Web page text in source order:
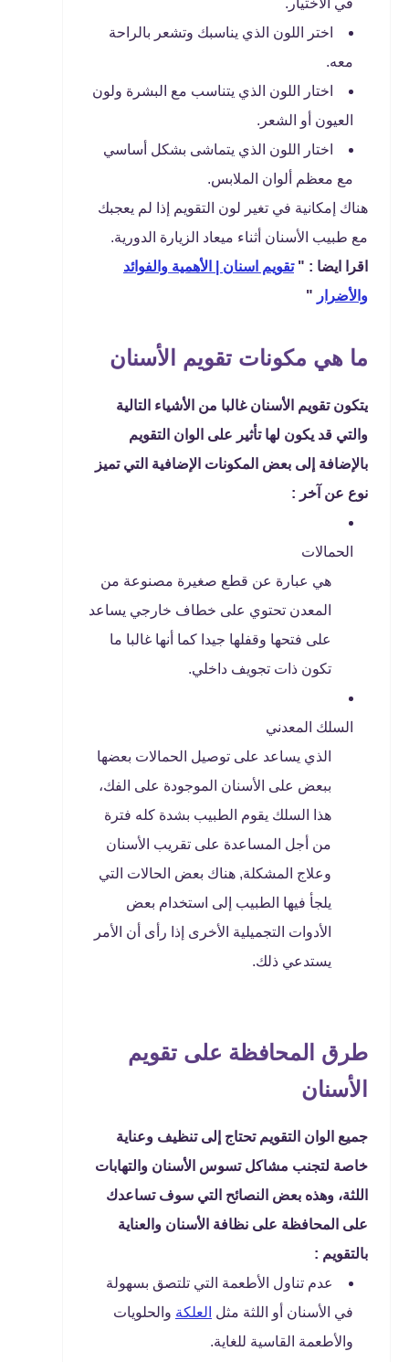
في الاختيار.
اختر اللون الذي يناسبك وتشعر بالراحة
معه.
اختار اللون الذي يتناسب مع البشرة ولون
العيون أو الشعر.
اختار اللون الذي يتماشى بشكل أساسي
مع معظم ألوان الملابس.
هناك إمكانية في تغير لون التقويم إذا لم يعجبك
مع طبيب الأسنان أثناء ميعاد الزيارة الدورية.
اقرا ايضا : "تقويم اسنان | الأهمية والفوائد
والأضرار "
ما هي مكونات تقويم الأسنان
يتكون تقويم الأسنان غالبا من الأشياء التالية
والتي قد يكون لها تأثير على الوان التقويم
بالإضافة إلى بعض المكونات الإضافية التي تميز
نوع عن آخر :
الحمالات
هي عبارة عن قطع صغيرة مصنوعة من
المعدن تحتوي على خطاف خارجي يساعد
على فتحها وقفلها جيدا كما أنها غالبا ما
تكون ذات تجويف داخلي.
السلك المعدني
الذي يساعد على توصيل الحمالات بعضها
ببعض على الأسنان الموجودة على الفك،
هذا السلك يقوم الطبيب بشدة كله فترة
من أجل المساعدة على تقريب الأسنان
وعلاج المشكلة, هناك بعض الحالات التي
يلجأ فيها الطبيب إلى استخدام بعض
الأدوات التجميلية الأخرى إذا رأى أن الأمر
يستدعي ذلك.
طرق المحافظة على تقويم
الأسنان
جميع الوان التقويم تحتاج إلى تنظيف وعناية
خاصة لتجنب مشاكل تسوس الأسنان والتهابات
اللثة، وهذه بعض النصائح التي سوف تساعدك
على المحافظة على نظافة الأسنان والعناية
بالتقويم :
عدم تناول الأطعمة التي تلتصق بسهولة
في الأسنان أو اللثة مثل العلكة والحلويات
والأطعمة القاسية للغاية.